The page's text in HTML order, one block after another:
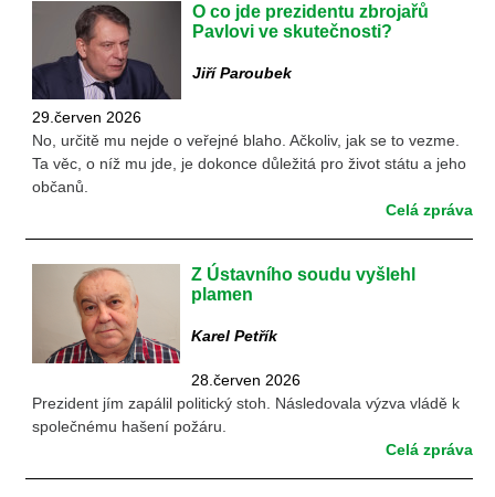
O co jde prezidentu zbrojařů
Pavlovi ve skutečnosti?
Jiří Paroubek
29.červen 2026
No, určitě mu nejde o veřejné blaho. Ačkoliv, jak se to vezme.
Ta věc, o níž mu jde, je dokonce důležitá pro život státu a jeho
občanů.
Celá zpráva
Z Ústavního soudu vyšlehl
plamen
Karel Petřík
28.červen 2026
Prezident jím zapálil politický stoh. Následovala výzva vládě k
společnému hašení požáru.
Celá zpráva